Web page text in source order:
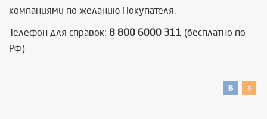
компаниями по желанию Покупателя.
Телефон для справок: 8 800 6000 311 (бесплатно по
РФ)